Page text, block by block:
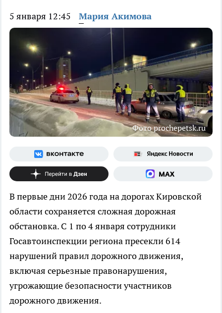
5 января 12:45 Мария Акимова
Фото prochepetsk.ru
В первые дни 2026 года на дорогах Кировской
области сохраняется сложная дорожная
обстановка. С 1 по 4 января сотрудники
Госавтоинспекции региона пресекли 614
нарушений правил дорожного движения,
включая серьезные правонарушения,
угрожающие безопасности участников
дорожного движения.